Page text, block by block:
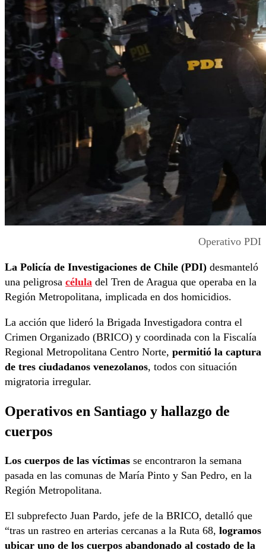
Operativo PDI
La Policía de Investigaciones de Chile (PDI) desmanteló
una peligrosa célula del Tren de Aragua que operaba en la
Región Metropolitana, implicada en dos homicidios.
La acción que lideró la Brigada Investigadora contra el
Crimen Organizado (BRICO) y coordinada con la Fiscalía
Regional Metropolitana Centro Norte, permitió la captura
de tres ciudadanos venezolanos, todos con situación
migratoria irregular.
Operativos en Santiago y hallazgo de
cuerpos
Los cuerpos de las víctimas se encontraron la semana
pasada en las comunas de María Pinto y San Pedro, en la
Región Metropolitana.
El subprefecto Juan Pardo, jefe de la BRICO, detalló que
“tras un rastreo en arterias cercanas a la Ruta 68, logramos
ubicar uno de los cuerpos abandonado al costado de la